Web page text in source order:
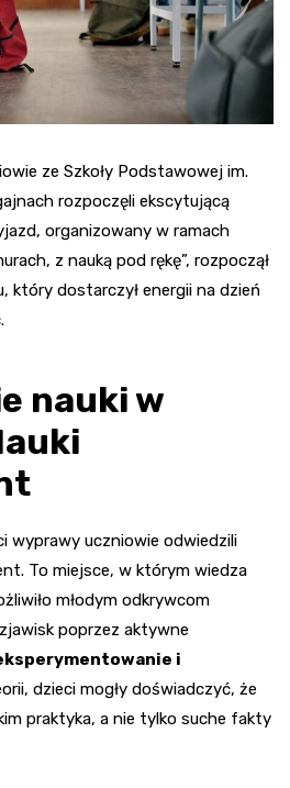
ze Szkoły Podstawowej im.
rozpoczęli ekscytującą
organizowany w ramach
z nauką pod rękę”, rozpoczął
który dostarczył energii na dzień
nauki w
wyprawy uczniowie odwiedzili
To miejsce, w którym wiedza
młodym odkrywcom
poprzez aktywne
i
dzieci mogły doświadczyć, że
praktyka, a nie tylko suche fakty